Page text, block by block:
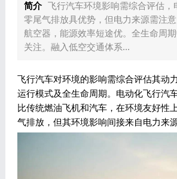
简介 飞行汽车环境影响需综合评估，
零尾气排放具优势，但电力来源需注
航空器，能源效率短途优。全生命周
关注。融入低空交通体系...
飞行汽车对环境的影响需综合评估其动
运行模式及全生命周期。电动化飞行汽
比传统燃油飞机和汽车，在环境友好性
气排放，但其环境影响间接来自电力来源